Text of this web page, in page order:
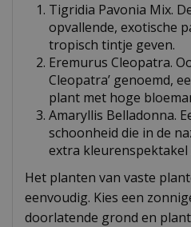
Tigridia Pavonia Mix.
opvallende, exotische
tropisch tintje geven.
Eremurus Cleopatra.
Cleopatra’ genoemd,
plant met hoge
Amaryllis Belladonna.
schoonheid die in de
extra kleurenspektakel
Het planten van vaste
eenvoudig. Kies een
doorlatende grond en